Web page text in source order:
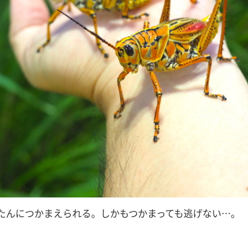
んにつかまえられる。しかもつかまっても逃げない…。